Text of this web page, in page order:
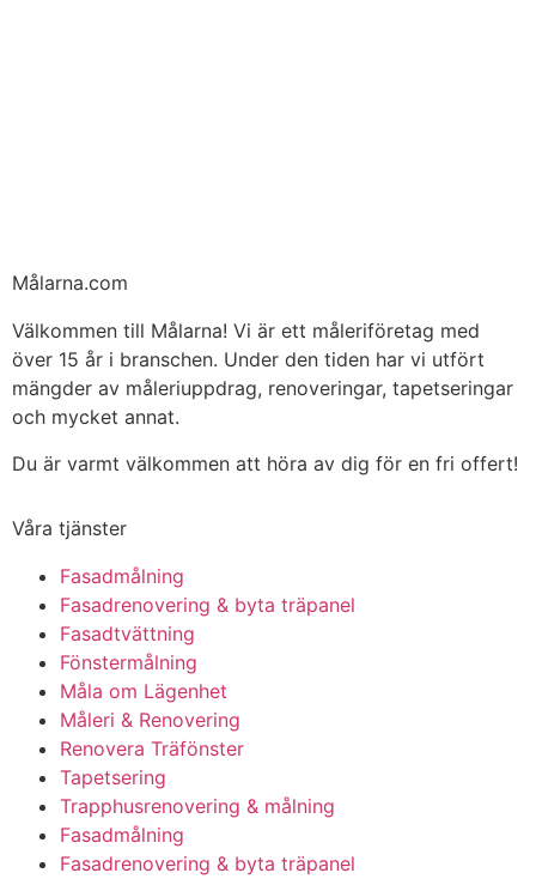
Målarna.com
Välkommen till Målarna! Vi är ett måleriföretag med
över 15 år i branschen. Under den tiden har vi utfört
mängder av måleriuppdrag, renoveringar, tapetseringar
och mycket annat.
Du är varmt välkommen att höra av dig för en fri offert!
Våra tjänster
Fasadmålning
Fasadrenovering & byta träpanel
Fasadtvättning
Fönstermålning
Måla om Lägenhet
Måleri & Renovering
Renovera Träfönster
Tapetsering
Trapphusrenovering & målning
Fasadmålning
Fasadrenovering & byta träpanel